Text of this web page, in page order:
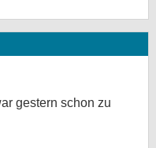
gestern schon zu